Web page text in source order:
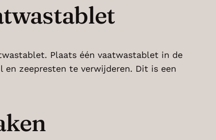
Plaats één vaatwastablet in de
zeepresten te verwijderen. Dit is een